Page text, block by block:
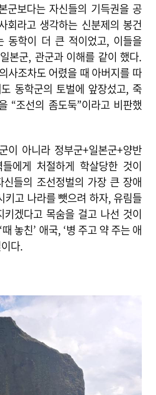
군보다는 자신들의 기득권을 공
회라고 생각하는 신분제의 봉건
동학이 더 큰 적이었고, 이들을
본군, 관군과 이해를 같이 했다.
사조차도 어렸을 때 아버지를 따
동학군의 토벌에 앞장섰고, 죽
“조선의 좀도둑”이라고 비판했
이 아니라 정부군+일본군+양반
에게 처절하게 학살당한 것이
들의 조선정벌의 가장 큰 장애
키고 나라를 뺏으려 하자, 유림들
겠다고 목숨을 걸고 나선 것이
놓친’ 애국, ‘병 주고 약 주는 애
다.